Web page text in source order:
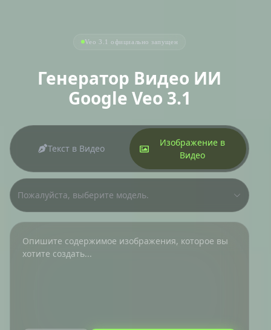
Генератор Видео ИИ
Google Veo 3.1
Текст в Видео
Изображение в
Видео
Пожалуйста, выберите модель.